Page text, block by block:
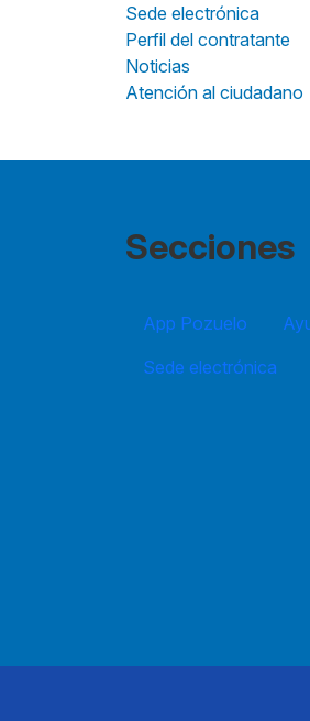
Sede electrónica
Perfil del contratante
Noticias
Atención al ciudadano
Secciones
App Pozuelo
Sede electrónica